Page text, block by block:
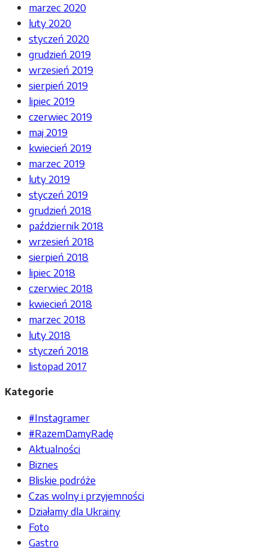
marzec 2020
luty 2020
styczeń 2020
grudzień 2019
wrzesień 2019
sierpień 2019
lipiec 2019
czerwiec 2019
maj 2019
kwiecień 2019
marzec 2019
luty 2019
styczeń 2019
grudzień 2018
październik 2018
wrzesień 2018
sierpień 2018
lipiec 2018
czerwiec 2018
kwiecień 2018
marzec 2018
luty 2018
styczeń 2018
listopad 2017
Kategorie
#Instagramer
#RazemDamyRadę
Aktualności
Biznes
Bliskie podróże
Czas wolny i przyjemności
Działamy dla Ukrainy
Foto
Gastro